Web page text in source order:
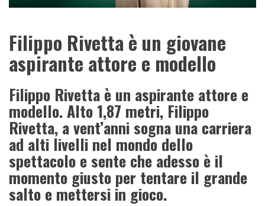
Filippo Rivetta è un giovane
aspirante attore e modello
Filippo Rivetta è un aspirante attore e
modello. Alto 1,87 metri, Filippo
Rivetta, a vent’anni sogna una carriera
ad alti livelli nel mondo dello
spettacolo e sente che adesso è il
momento giusto per tentare il grande
salto e mettersi in gioco.